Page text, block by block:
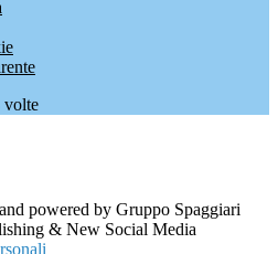
volte
powered by Gruppo Spaggiari
& New Social Media